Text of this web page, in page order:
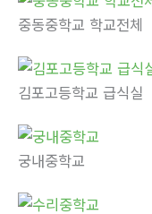
중동중학교 학교전체
김포고등학교 급식실
궁내중학교